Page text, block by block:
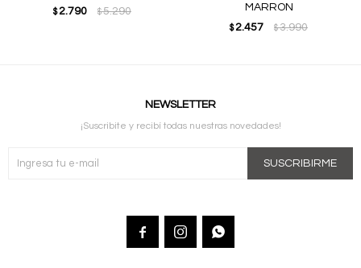
$2.790 $5.290
MARRON
$2.457 $3.990
NEWSLETTER
¡Suscribite y recibí todas nuestras novedades!
SUSCRIBIRME
  